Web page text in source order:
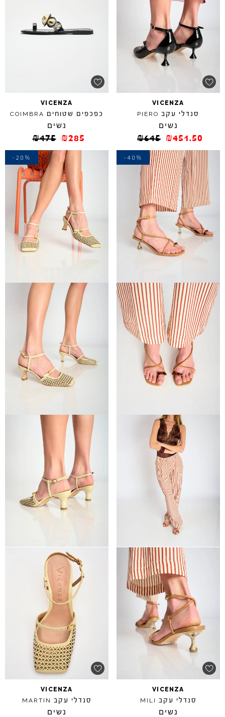
VICENZA
סנדלי עקב PIERO
נשים
₪645 ₪451.50
VICENZA
כפכפים שטוחים COIMBRA
נשים
₪475 ₪285
-40%
VICENZA
סנדלי עקב MILI
נשים
-20%
VICENZA
סנדלי עקב MARTIN
נשים